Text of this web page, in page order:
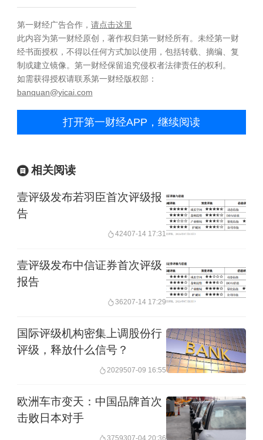
第一财经广告合作， 请点击这里
此内容为第一财经原创，著作权归第一财经所有。未经第一财
经书面授权，不得以任何方式加以使用，包括转载、摘编、复
制或建立镜像。第一财经保留追究侵权者法律责任的权利。
如需获得授权请联系第一财经版权部：
banquan@yicai.com
打开第一财经APP，继续阅读
相关阅读
壹评级发布若羽臣首次评级报
告
42407-14 17:31
壹评级发布中信证券首次评级
报告
36207-14 17:29
国际评级机构密集上调股份行
评级，释放什么信号？
2029507-09 16:55
欧洲车市变天：中国品牌首次
击败日本对手
3759307-04 20:36